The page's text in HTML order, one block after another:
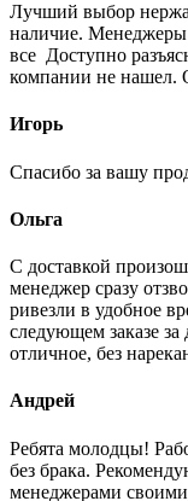
Лучший выбор
наличие. Менеджеры
все Доступно
компании не нашел.
Игорь
Спасибо за вашу
Ольга
С доставкой
менеджер сразу
ривезли в удобное
следующем заказе за
отличное, без
Андрей
Ребята молодцы!
без брака.
менеджерами